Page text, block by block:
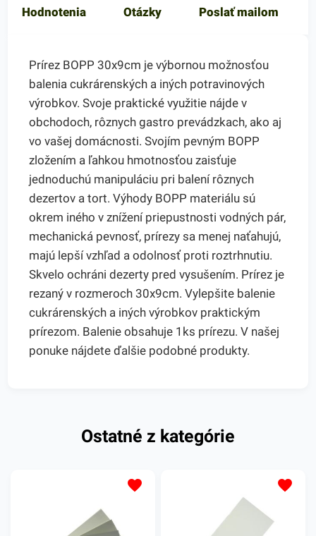
Hodnotenia Otázky Poslať mailom
Prírez BOPP 30x9cm je výbornou možnosťou
balenia cukrárenských a iných potravinových
výrobkov. Svoje praktické využitie nájde v
obchodoch, rôznych gastro prevádzkach, ako aj
vo vašej domácnosti. Svojím pevným BOPP
zložením a ľahkou hmotnosťou zaisťuje
jednoduchú manipuláciu pri balení rôznych
dezertov a tort. Výhody BOPP materiálu sú
okrem iného v znížení priepustnosti vodných pár,
mechanická pevnosť, prírezy sa menej naťahujú,
majú lepší vzhľad a odolnosť proti roztrhnutiu.
Skvelo ochráni dezerty pred vysušením. Prírez je
rezaný v rozmeroch 30x9cm. Vylepšite balenie
cukrárenských a iných výrobkov praktickým
prírezom. Balenie obsahuje 1ks prírezu. V našej
ponuke nájdete ďalšie podobné produkty.
Ostatné z kategórie